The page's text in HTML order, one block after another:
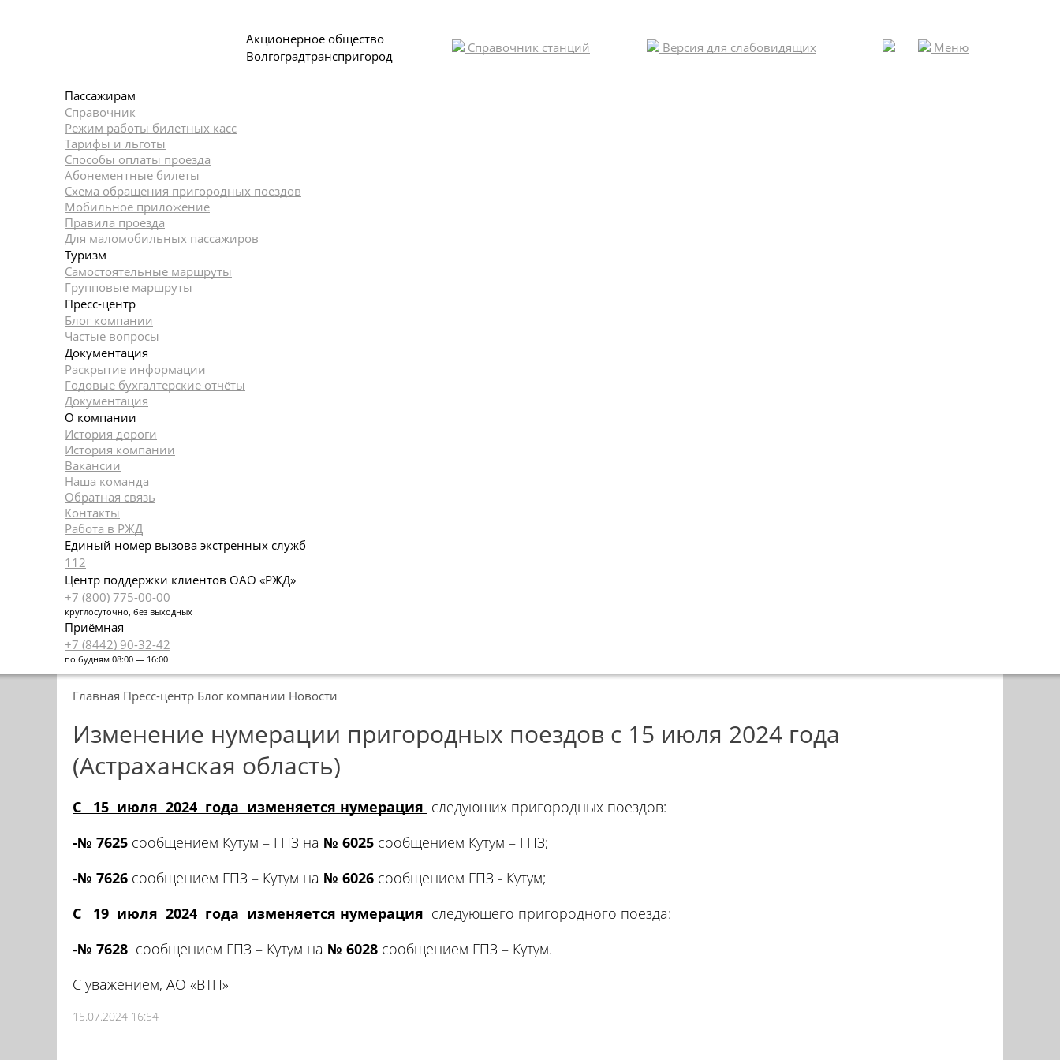
Акционерное общество
Волгоградтранспригород
Справочник станций Версия для слабовидящих Меню
Пассажирам
Справочник
Режим работы билетных касс
Тарифы и льготы
Способы оплаты проезда
Абонементные билеты
Схема обращения пригородных поездов
Мобильное приложение
Правила проезда
Для маломобильных пассажиров
Туризм
Самостоятельные маршруты
Групповые маршруты
Пресс-центр
Блог компании
Частые вопросы
Документация
Раскрытие информации
Годовые бухгалтерские отчёты
Документация
О компании
История дороги
История компании
Вакансии
Наша команда
Обратная связь
Контакты
Работа в РЖД
Единый номер вызова экстренных служб
112
Центр поддержки клиентов ОАО «РЖД»
+7 (800) 775-00-00
круглосуточно, без выходных
Приёмная
+7 (8442) 90-32-42
по будням 08:00 — 16:00
Главная Пресс-центр Блог компании Новости
Изменение нумерации пригородных поездов с 15 июля 2024 года
(Астраханская область)
С 15 июля 2024 года изменяется нумерация следующих пригородных поездов:
-№ 7625 сообщением Кутум – ГПЗ на № 6025 сообщением Кутум – ГПЗ;
-№ 7626 сообщением ГПЗ – Кутум на № 6026 сообщением ГПЗ - Кутум;
С 19 июля 2024 года изменяется нумерация следующего пригородного поезда:
-№ 7628 сообщением ГПЗ – Кутум на № 6028 сообщением ГПЗ – Кутум.
С уважением, АО «ВТП»
15.07.2024 16:54